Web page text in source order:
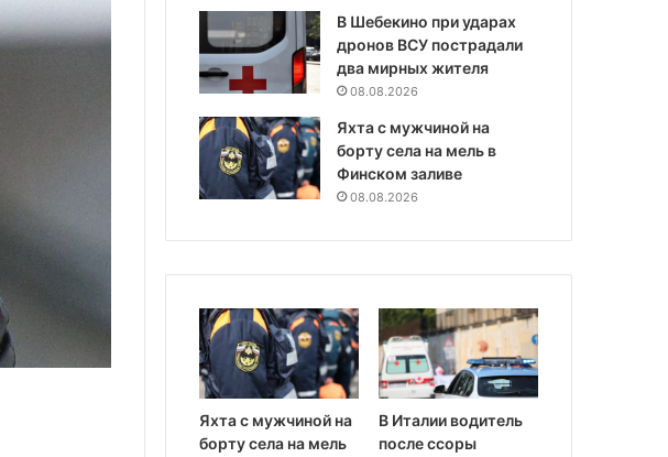
В Шебекино при ударах
дронов ВСУ пострадали
два мирных жителя
08.08.2026
Яхта с мужчиной на
борту села на мель в
Финском заливе
08.08.2026
Яхта с мужчиной на
борту села на мель
В Италии водитель
после ссоры